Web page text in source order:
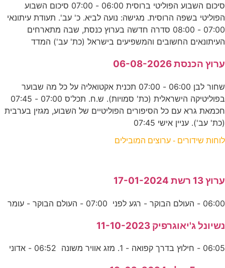
סיכום השבוע הפוליטי ברוסית 06:00 - 07:00 סיכום השבוע
הפוליטי בשפה הרוסית. מגישה: נועה לביא. כ' עב'. תעודת עיתונאי
07:00 - 08:00 סדרה חדשה בערוץ כנסת, שבה מתארחים
העיתונאים החשובים והמשפיעים בישראל (כת' עב') המדד
ערוץ הכנסת 06-08-2026
שחור לבן 06:00 - 07:00 תכנית אקטואליה על כל מה שבוער
בפוליטיקה הישראלית (כת' סמויות). ש.ח. תכל'ס 07:00 - 07:45
חכמאת גרא עם כל הסיפורים הפוליטיים של השבוע, מגזין בערבית
(כת' עב'). עניין אישי 07:45
לוחות שידורים - ערוצים המובילים
ערוץ 13 רשת 17-01-2024
06:00 - העולם הבוקר - רגע לפני 07:00 - העולם הבוקר - עומר
נשיונל ג'יאוגרפיק 11-10-2023
06:05 - חילוץ בדרך קפואה - 1. מזג אוויר משונה 06:52 - אדוני